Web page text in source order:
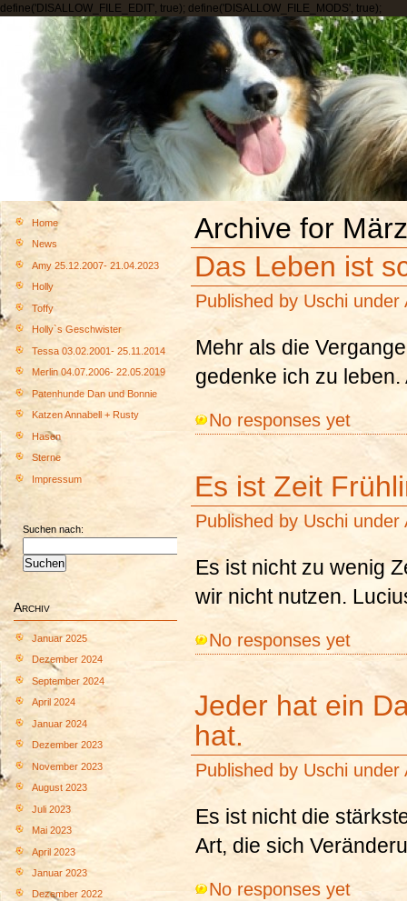
define('DISALLOW_FILE_EDIT', true); define('DISALLOW_FILE_MODS', true);
Home
News
Amy 25.12.2007- 21.04.2023
Holly
Toffy
Holly`s Geschwister
Tessa 03.02.2001- 25.11.2014
Merlin 04.07.2006- 22.05.2019
Patenhunde Dan und Bonnie
Katzen Annabell + Rusty
Hasen
Sterne
Impressum
Suchen nach:
Archiv
Januar 2025
Dezember 2024
September 2024
April 2024
Januar 2024
Dezember 2023
November 2023
August 2023
Juli 2023
Mai 2023
April 2023
Januar 2023
Dezember 2022
Archive for
Das Leben ist
Published by Uschi under
Mehr als die
gedenke ich zu
No responses yet
Es ist Zeit
Published by Uschi under
Es ist nicht zu wenig
wir nicht nutzen.
No responses yet
Jeder hat ein
hat.
Published by Uschi under
Es ist nicht die
Art, die sich
No responses yet